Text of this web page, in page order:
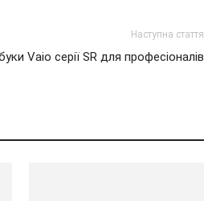
Наступна стаття
Vaio серії SR для професіоналів